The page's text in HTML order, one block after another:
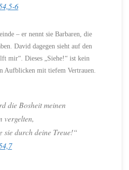
6
– er nennt sie Barbaren, die
David dagegen sieht auf den
mir“. Dieses „Siehe!“ ist kein
Aufblicken mit tiefem Vertrauen.
die Bosheit meinen
vergelten,
sie durch deine Treue!“